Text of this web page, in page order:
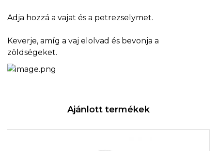
Adja hozzá a vajat és a petrezselymet.
Keverje, amíg a vaj elolvad és bevonja a
zöldségeket.
Ajánlott termékek